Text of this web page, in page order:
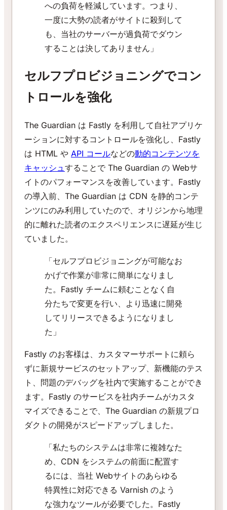
への負荷を軽減しています。つまり、
一度に大勢の読者がサイトに殺到して
も、当社のサーバーが過負荷でダウン
することは決してありません」
セルフプロビジョニングでコン
トロールを強化
The Guardian は Fastly を利用して自社アプリケ
ーションに対するコントロールを強化し、Fastly
は HTML や API コールなどの動的コンテンツを
キャッシュすることで The Guardian の Webサ
イトのパフォーマンスを改善しています。Fastly
の導入前、The Guardian は CDN を静的コンテ
ンツにのみ利用していたので、オリジンから地理
的に離れた読者のエクスペリエンスに遅延が生じ
ていました。
「セルフプロビジョニングが可能なお
かげで作業が非常に簡単になりまし
た。Fastly チームに頼むことなく自
分たちで変更を行い、より迅速に開発
してリリースできるようになりまし
た」
Fastly のお客様は、カスタマーサポートに頼ら
ずに新規サービスのセットアップ、新機能のテス
ト、問題のデバッグを社内で実施することができ
ます。Fastly のサービスを社内チームがカスタ
マイズできることで、The Guardian の新規プロ
ダクトの開発がスピードアップしました。
「私たちのシステムは非常に複雑なた
め、CDN をシステムの前面に配置す
るには、当社 Webサイトのあらゆる
特異性に対応できる Varnish のよう
な強力なツールが必要でした。Fastly